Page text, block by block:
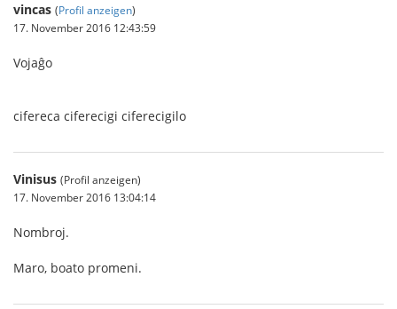
vincas (Profil anzeigen)
17. November 2016 12:43:59
Vojaĝo
cifereca ciferecigi ciferecigilo
Vinisus (Profil anzeigen)
17. November 2016 13:04:14
Nombroj.
Maro, boato promeni.